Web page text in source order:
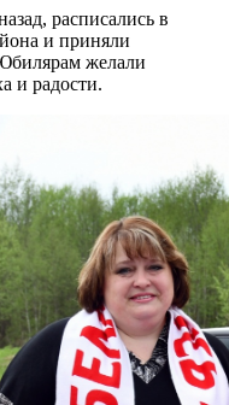
расписались в
и приняли
желали
и радости.